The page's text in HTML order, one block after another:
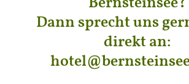
Dann sprecht uns
direkt an: